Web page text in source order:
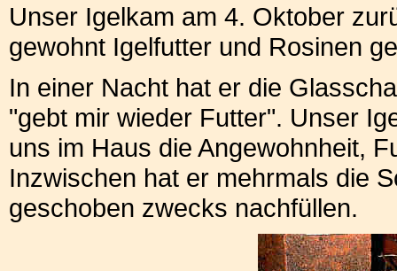
Unser Igelkam am 4. Oktober
gewohnt Igelfutter und Rosinen
In einer Nacht hat er die
"gebt mir wieder Futter". Unser
uns im Haus die Angewohnheit,
Inzwischen hat er mehrmals die
geschoben zwecks nachfüllen.